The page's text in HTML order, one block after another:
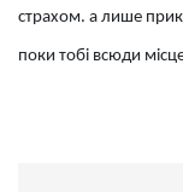
страхом. а лише
поки тобі всюди